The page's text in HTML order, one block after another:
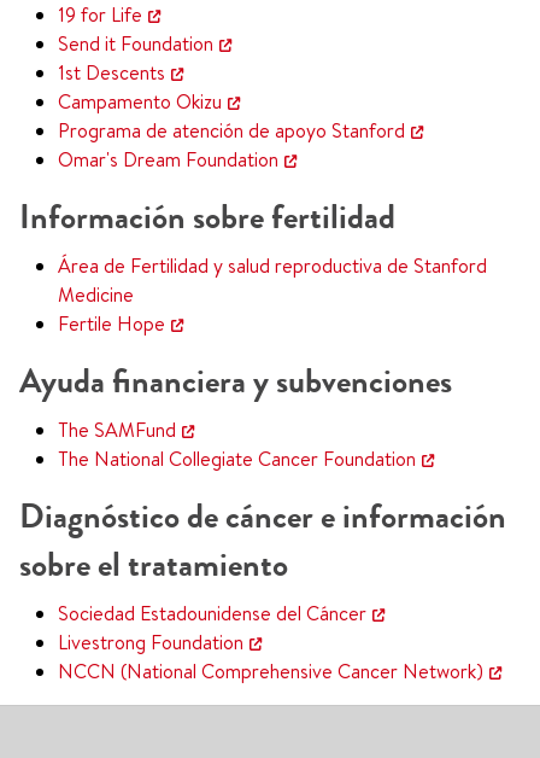
19 for Life
Send it Foundation
1st Descents
Campamento Okizu
Programa de atención de apoyo Stanford
Omar's Dream Foundation
Información sobre fertilidad
Área de Fertilidad y salud reproductiva de Stanford
Medicine
Fertile Hope
Ayuda financiera y subvenciones
The SAMFund
The National Collegiate Cancer Foundation
Diagnóstico de cáncer e información
sobre el tratamiento
Sociedad Estadounidense del Cáncer
Livestrong Foundation
NCCN (National Comprehensive Cancer Network)